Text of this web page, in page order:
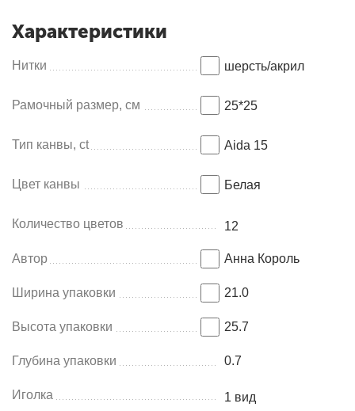
Характеристики
Нитки шерсть/акрил
Рамочный размер, см 25*25
Тип канвы, ct Aida 15
Цвет канвы Белая
Количество цветов 12
Автор Анна Король
Ширина упаковки 21.0
Высота упаковки 25.7
Глубина упаковки 0.7
Иголка 1 вид